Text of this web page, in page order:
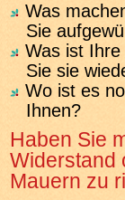
Was
Sie
Was ist
Sie sie
Wo ist es
Ihnen?
Haben Sie
Widerstand
Mauern zu